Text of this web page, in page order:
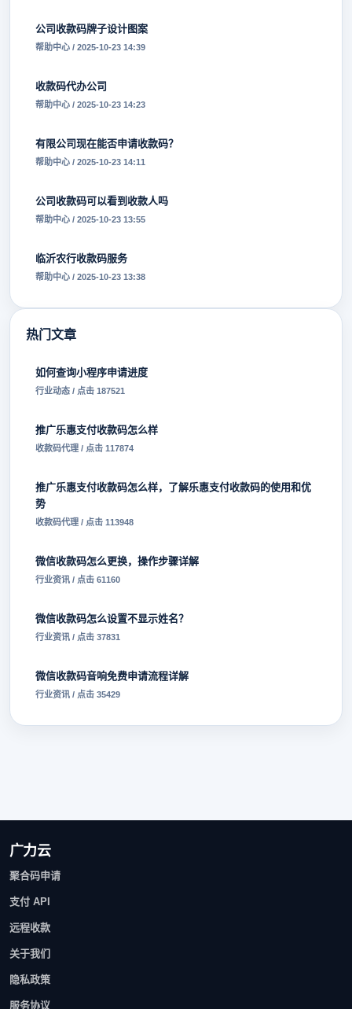
公司收款码牌子设计图案
帮助中心 / 2025-10-23 14:39
收款码代办公司
帮助中心 / 2025-10-23 14:23
有限公司现在能否申请收款码？
帮助中心 / 2025-10-23 14:11
公司收款码可以看到收款人吗
帮助中心 / 2025-10-23 13:55
临沂农行收款码服务
帮助中心 / 2025-10-23 13:38
热门文章
如何查询小程序申请进度
行业动态 / 点击 187521
推广乐惠支付收款码怎么样
收款码代理 / 点击 117874
推广乐惠支付收款码怎么样，了解乐惠支付收款码的使用和优
势
收款码代理 / 点击 113948
微信收款码怎么更换，操作步骤详解
行业资讯 / 点击 61160
微信收款码怎么设置不显示姓名？
行业资讯 / 点击 37831
微信收款码音响免费申请流程详解
行业资讯 / 点击 35429
广力云
聚合码申请
支付 API
远程收款
关于我们
隐私政策
服务协议